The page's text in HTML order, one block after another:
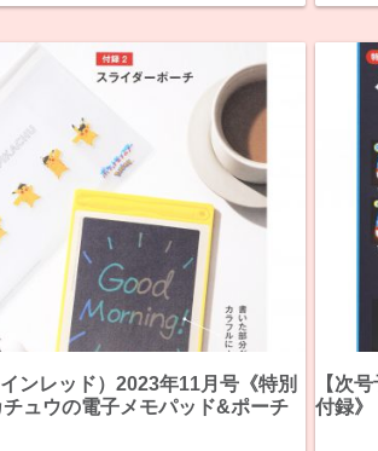
ンレッド）2023年11月号《特別
ュウの電子メモパッド&ポーチ
【次
付録》